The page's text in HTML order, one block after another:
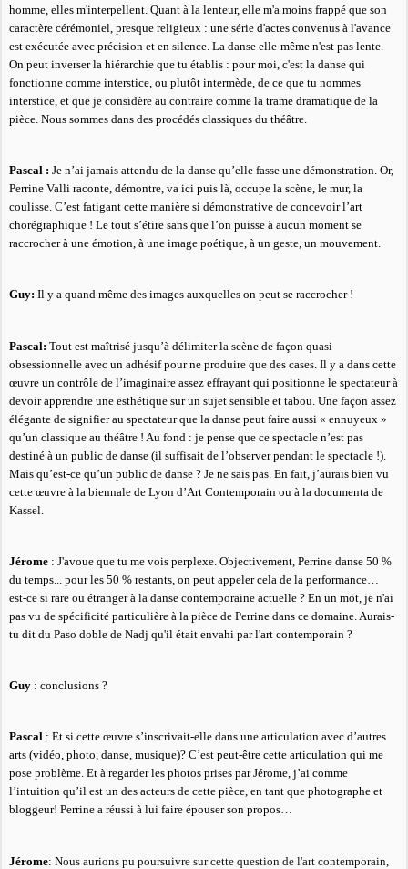
homme, elles m'interpellent. Quant à la lenteur, elle m'a moins frappé que son
caractère cérémoniel, presque religieux : une série d'actes convenus à l'avance
est exécutée avec précision et en silence. La danse elle-même n'est pas lente.
On peut inverser la hiérarchie que tu établis : pour moi, c'est la danse qui
fonctionne comme interstice, ou plutôt intermède, de ce que tu nommes
interstice, et que je considère au contraire comme la trame dramatique de la
pièce. Nous sommes dans des procédés classiques du théâtre.
Pascal : Je n’ai jamais attendu de la danse qu’elle fasse une démonstration. Or,
Perrine Valli raconte, démontre, va ici puis là, occupe la scène, le mur, la
coulisse. C’est fatigant cette manière si démonstrative de concevoir l’art
chorégraphique ! Le tout s’étire sans que l’on puisse à aucun moment se
raccrocher à une émotion, à une image poétique, à un geste, un mouvement.
Guy: Il y a quand même des images auxquelles on peut se raccrocher !
Pascal: Tout est maîtrisé jusqu’à délimiter la scène de façon quasi
obsessionnelle avec un adhésif pour ne produire que des cases. Il y a dans cette
œuvre un contrôle de l’imaginaire assez effrayant qui positionne le spectateur à
devoir apprendre une esthétique sur un sujet sensible et tabou. Une façon assez
élégante de signifier au spectateur que la danse peut faire aussi « ennuyeux »
qu’un classique au théâtre ! Au fond : je pense que ce spectacle n’est pas
destiné à un public de danse (il suffisait de l’observer pendant le spectacle !).
Mais qu’est-ce qu’un public de danse ? Je ne sais pas. En fait, j’aurais bien vu
cette œuvre à la biennale de Lyon d’Art Contemporain ou à la documenta de
Kassel.
Jérome : J'avoue que tu me vois perplexe. Objectivement, Perrine danse 50 %
du temps... pour les 50 % restants, on peut appeler cela de la performance…
est-ce si rare ou étranger à la danse contemporaine actuelle ? En un mot, je n'ai
pas vu de spécificité particulière à la pièce de Perrine dans ce domaine. Aurais-
tu dit du Paso doble de Nadj qu'il était envahi par l'art contemporain ?
Guy : conclusions ?
Pascal : Et si cette œuvre s’inscrivait-elle dans une articulation avec d’autres
arts (vidéo, photo, danse, musique)? C’est peut-être cette articulation qui me
pose problème. Et à regarder les photos prises par Jérome, j’ai comme
l’intuition qu’il est un des acteurs de cette pièce, en tant que photographe et
bloggeur! Perrine a réussi à lui faire épouser son propos…
Jérome: Nous aurions pu poursuivre sur cette question de l'art contemporain,